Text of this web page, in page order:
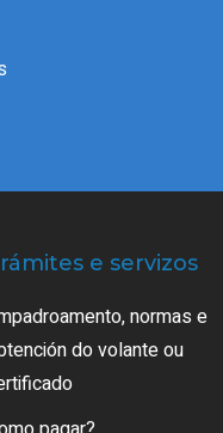
e servizos
normas e
do volante ou